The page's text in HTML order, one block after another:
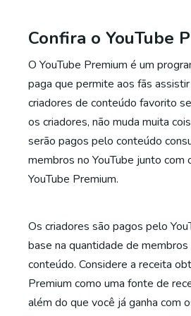
Confira o YouTube
O YouTube Premium é um
paga que permite aos fãs
criadores de conteúdo favorito
os criadores, não muda muita
serão pagos pelo conteúdo
membros no YouTube junto com
YouTube Premium.
Os criadores são pagos pelo
base na quantidade de
conteúdo. Considere a receita
Premium como uma fonte de
além do que você já ganha com